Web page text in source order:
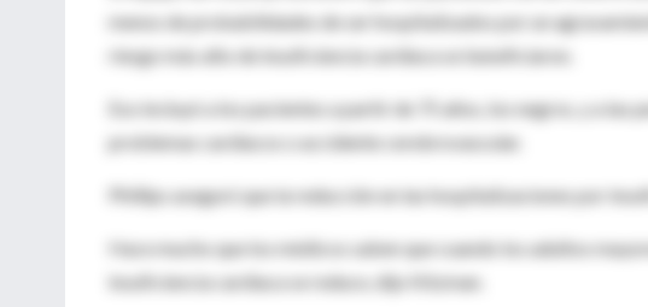
menos de probabilidades de ser hospitalizados por un
riesgo más alto de insuficiencia cardiaca se beneficiaron.
Eso incluyó a los pacientes a partir de 75 años, los negros, y a
problemas cardiacos o accidente cerebrovascular.
Phillips aseguró que la reducción en las hospitalizaciones por
Hace mucho que los médicos saben que cuando los adultos
insuficiencia cardiaca se reduce, dijo Kitzman.